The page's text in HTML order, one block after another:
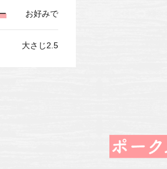
お好みで
大さじ2.5